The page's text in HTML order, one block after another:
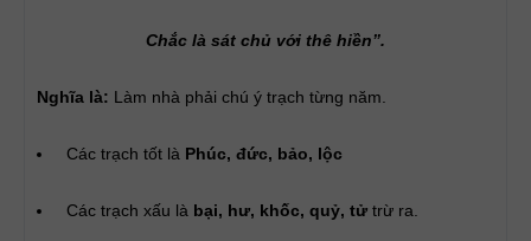
Chắc là sát chủ với thê hiền”.
Nghĩa là: Làm nhà phải chú ý trạch từng năm.
Các trạch tốt là Phúc, đức, bảo, lộc
Các trạch xấu là bại, hư, khốc, quỷ, tử trừ ra.